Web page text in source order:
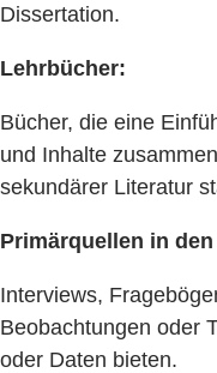
Dissertation.
Lehrbücher:
Bücher, die eine
und Inhalte
sekundärer Literatur
Primärquellen in
Interviews,
Beobachtungen oder
oder Daten bieten.